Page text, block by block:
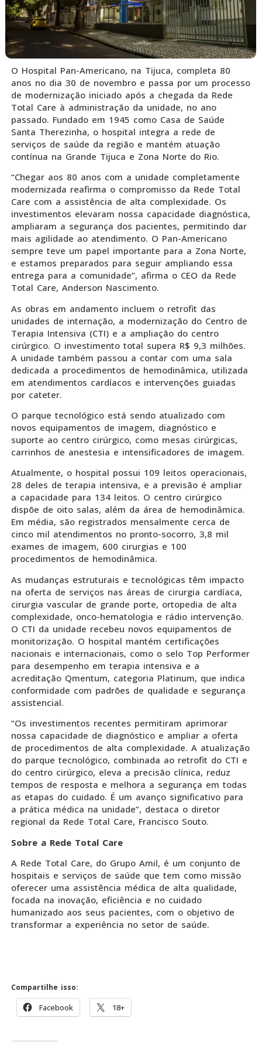
O Hospital Pan-Americano, na Tijuca, completa 80
anos no dia 30 de novembro e passa por um processo
de modernização iniciado após a chegada da Rede
Total Care à administração da unidade, no ano
passado. Fundado em 1945 como Casa de Saúde
Santa Therezinha, o hospital integra a rede de
serviços de saúde da região e mantém atuação
contínua na Grande Tijuca e Zona Norte do Rio.
“Chegar aos 80 anos com a unidade completamente
modernizada reafirma o compromisso da Rede Total
Care com a assistência de alta complexidade. Os
investimentos elevaram nossa capacidade diagnóstica,
ampliaram a segurança dos pacientes, permitindo dar
mais agilidade ao atendimento. O Pan-Americano
sempre teve um papel importante para a Zona Norte,
e estamos preparados para seguir ampliando essa
entrega para a comunidade”, afirma o CEO da Rede
Total Care, Anderson Nascimento.
As obras em andamento incluem o retrofit das
unidades de internação, a modernização do Centro de
Terapia Intensiva (CTI) e a ampliação do centro
cirúrgico. O investimento total supera R$ 9,3 milhões.
A unidade também passou a contar com uma sala
dedicada a procedimentos de hemodinâmica, utilizada
em atendimentos cardíacos e intervenções guiadas
por cateter.
O parque tecnológico está sendo atualizado com
novos equipamentos de imagem, diagnóstico e
suporte ao centro cirúrgico, como mesas cirúrgicas,
carrinhos de anestesia e intensificadores de imagem.
Atualmente, o hospital possui 109 leitos operacionais,
28 deles de terapia intensiva, e a previsão é ampliar
a capacidade para 134 leitos. O centro cirúrgico
dispõe de oito salas, além da área de hemodinâmica.
Em média, são registrados mensalmente cerca de
cinco mil atendimentos no pronto-socorro, 3,8 mil
exames de imagem, 600 cirurgias e 100
procedimentos de hemodinâmica.
As mudanças estruturais e tecnológicas têm impacto
na oferta de serviços nas áreas de cirurgia cardíaca,
cirurgia vascular de grande porte, ortopedia de alta
complexidade, onco-hematologia e rádio intervenção.
O CTI da unidade recebeu novos equipamentos de
monitorização. O hospital mantém certificações
nacionais e internacionais, como o selo Top Performer
para desempenho em terapia intensiva e a
acreditação Qmentum, categoria Platinum, que indica
conformidade com padrões de qualidade e segurança
assistencial.
“Os investimentos recentes permitiram aprimorar
nossa capacidade de diagnóstico e ampliar a oferta
de procedimentos de alta complexidade. A atualização
do parque tecnológico, combinada ao retrofit do CTI e
do centro cirúrgico, eleva a precisão clínica, reduz
tempos de resposta e melhora a segurança em todas
as etapas do cuidado. É um avanço significativo para
a prática médica na unidade”, destaca o diretor
regional da Rede Total Care, Francisco Souto.
Sobre a Rede Total Care
A Rede Total Care, do Grupo Amil, é um conjunto de
hospitais e serviços de saúde que tem como missão
oferecer uma assistência médica de alta qualidade,
focada na inovação, eficiência e no cuidado
humanizado aos seus pacientes, com o objetivo de
transformar a experiência no setor de saúde.
Compartilhe isso:
Facebook 18+